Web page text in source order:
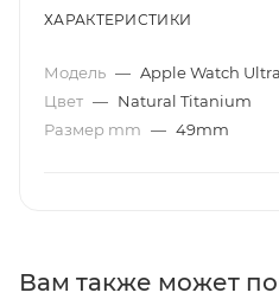
ХАРАКТЕРИСТИКИ
Модель — Apple Watch
Цвет — Natural Titanium
Размер mm — 49mm
Вам также может